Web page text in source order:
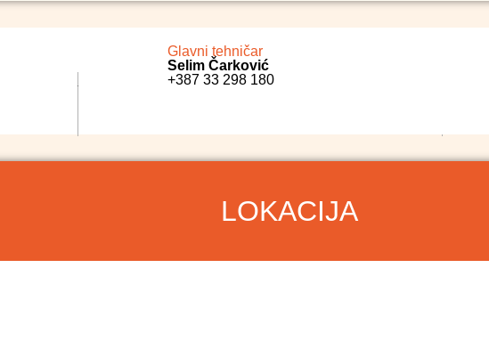
Glavni tehničar
Selim Čarković
+387 33 298 180
LOKACIJA